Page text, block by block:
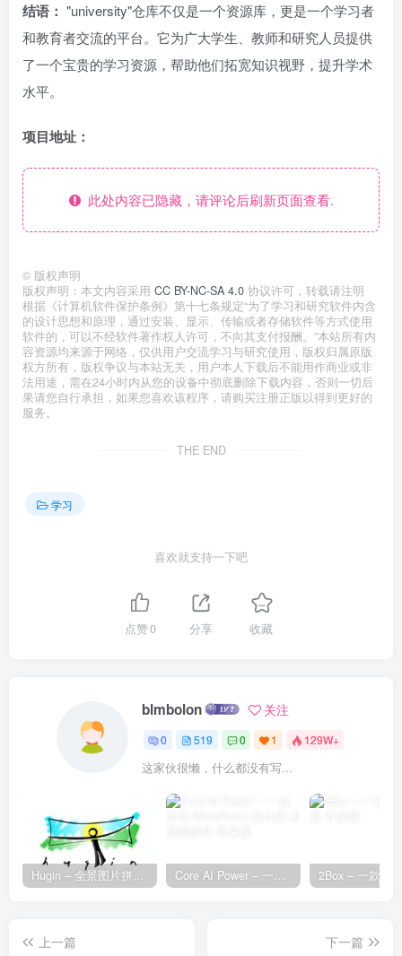
结语： "university"仓库不仅是一个资源库，更是一个学习者
和教育者交流的平台。它为广大学生、教师和研究人员提供
了一个宝贵的学习资源，帮助他们拓宽知识视野，提升学术
水平。
项目地址：
此处内容已隐藏，请评论后刷新页面查看.
© 版权声明
版权声明：本文内容采用 CC BY-NC-SA 4.0 协议许可，转载请注明
根据《计算机软件保护条例》第十七条规定“为了学习和研究软件内含
的设计思想和原理，通过安装、显示、传输或者存储软件等方式使用
软件的，可以不经软件著作权人许可，不向其支付报酬。”本站所有内
容资源均来源于网络，仅供用户交流学习与研究使用，版权归属原版
权方所有，版权争议与本站无关，用户本人下载后不能用作商业或非
法用途，需在24小时内从您的设备中彻底删除下载内容，否则一切后
果请您自行承担，如果您喜欢该程序，请购买注册正版以得到更好的
服务。
THE END
学习
喜欢就支持一下吧
点赞0 分享 收藏
blmbolon 关注
0 519 0 1 129W+
这家伙很懒，什么都没有写...
Hugin – 全景图片拼接工具 Core AI Power – 一款专为 WordPress 设计的 AI 增强插件
上一篇
下一篇